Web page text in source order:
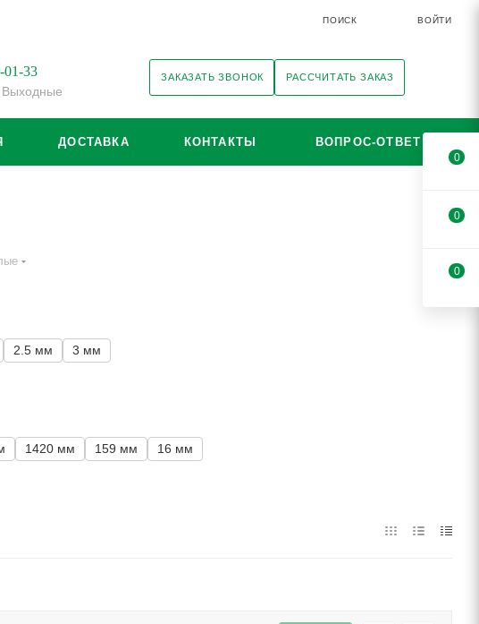
ПОИСК ВОЙТИ
01-33 ЗАКАЗАТЬ ЗВОНОК РАССЧИТАТЬ ЗАКАЗ
ДОСТАВКА КОНТАКТЫ ВОПРОС-ОТВЕТ
2.5 мм
3 мм
1420 мм 159 мм
16 мм
0
0
0